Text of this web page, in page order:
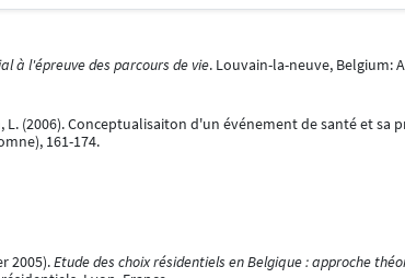
à l'épreuve des parcours de vie. Louvain-la-neuve, Belgium:
L. (2006). Conceptualisaiton d'un événement de santé et
161-174.
2005).Etude des choix résidentiels en Belgique : approche